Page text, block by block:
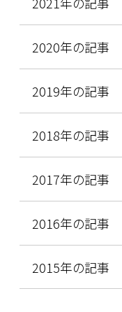
2020年の記事
2019年の記事
2018年の記事
2017年の記事
2016年の記事
2015年の記事